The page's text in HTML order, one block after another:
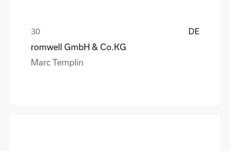
DE
romwell GmbH & Co.KG
Marc Templin